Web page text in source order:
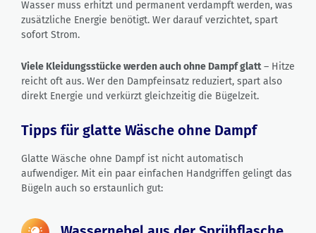
Wasser muss erhitzt und permanent verdampft werden, was
zusätzliche Energie benötigt. Wer darauf verzichtet, spart
sofort Strom.
Viele Kleidungsstücke werden auch ohne Dampf glatt– Hitze
reicht oft aus. Wer den Dampfeinsatz reduziert, spart also
direkt Energie und verkürzt gleichzeitig die Bügelzeit.
Tipps für glatte Wäsche ohne Dampf
Glatte Wäsche ohne Dampf ist nicht automatisch
aufwendiger. Mit ein paar einfachen Handgriffen gelingt das
Bügeln auch so erstaunlich gut: